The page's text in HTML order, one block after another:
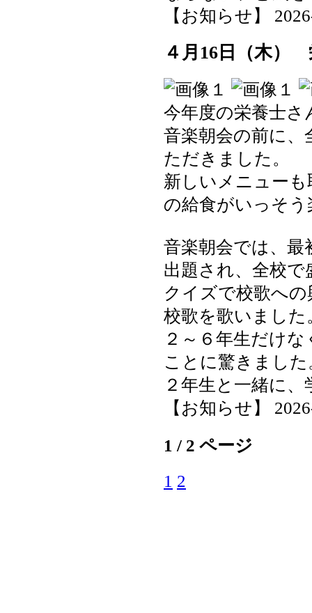
【お知らせ】
４月16日（木）
今年度の栄養士
音楽朝会の前に、
ただきました。
新しいメニュー
の給食がいっそ
音楽朝会では、
出題され、全校
クイズで校歌へ
校歌を歌いました
２～６年生だけ
ことに驚きました
２年生と一緒に
【お知らせ】
1 / 2 ページ
1 2